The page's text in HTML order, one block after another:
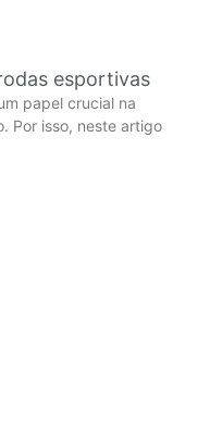
esportivas
papel crucial na
Por isso, neste artigo